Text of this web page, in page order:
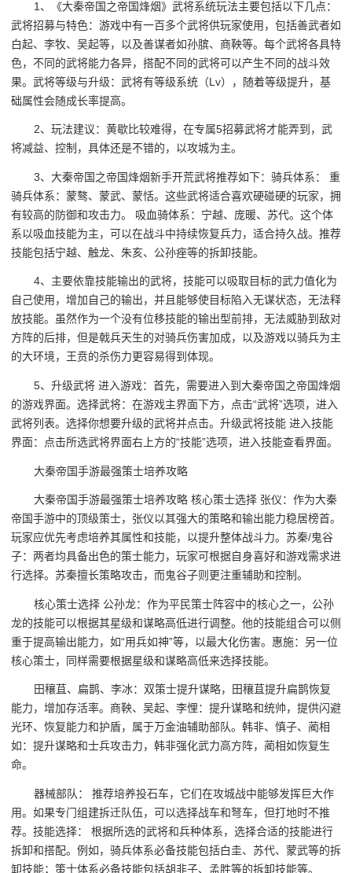
1、《大秦帝国之帝国烽烟》武将系统玩法主要包括以下几点：
武将招募与特色：游戏中有一百多个武将供玩家使用，包括善武者如
白起、李牧、吴起等，以及善谋者如孙膑、商鞅等。每个武将各具特
色，不同的武将能力各异，搭配不同的武将可以产生不同的战斗效
果。武将等级与升级：武将有等级系统（Lv），随着等级提升，基
础属性会随成长率提高。
2、玩法建议：黄歇比较难得，在专属5招募武将才能弄到，武
将减益、控制，具体还是不错的，以攻城为主。
3、大秦帝国之帝国烽烟新手开荒武将推荐如下：骑兵体系： 重
骑兵体系：蒙骜、蒙武、蒙恬。这些武将适合喜欢硬碰硬的玩家，拥
有较高的防御和攻击力。 吸血骑体系：宁越、庞暖、苏代。这个体
系以吸血技能为主，可以在战斗中持续恢复兵力，适合持久战。推荐
技能包括宁越、触龙、朱亥、公孙痤等的拆卸技能。
4、主要依靠技能输出的武将，技能可以吸取目标的武力值化为
自己使用，增加自己的输出，并且能够使目标陷入无谋状态，无法释
放技能。虽然作为一个没有位移技能的输出型前排，无法威胁到敌对
方阵的后排，但是戟兵天生的对骑兵伤害加成，以及游戏以骑兵为主
的大环境，王贲的杀伤力更容易得到体现。
5、升级武将 进入游戏：首先，需要进入到大秦帝国之帝国烽烟
的游戏界面。选择武将：在游戏主界面下方，点击“武将”选项，进入
武将列表。选择你想要升级的武将并点击。升级武将技能 进入技能
界面：点击所选武将界面右上方的“技能”选项，进入技能查看界面。
大秦帝国手游最强策士培养攻略
大秦帝国手游最强策士培养攻略 核心策士选择 张仪：作为大秦
帝国手游中的顶级策士，张仪以其强大的策略和输出能力稳居榜首。
玩家应优先考虑培养其属性和技能，以提升整体战斗力。苏秦/鬼谷
子：两者均具备出色的策士能力，玩家可根据自身喜好和游戏需求进
行选择。苏秦擅长策略攻击，而鬼谷子则更注重辅助和控制。
核心策士选择 公孙龙：作为平民策士阵容中的核心之一，公孙
龙的技能可以根据其星级和谋略高低进行调整。他的技能组合可以侧
重于提高输出能力，如“用兵如神”等，以最大化伤害。惠施：另一位
核心策士，同样需要根据星级和谋略高低来选择技能。
田穰苴、扁鹊、李冰：双策士提升谋略，田穰苴提升扁鹊恢复
能力，增加存活率。商鞅、吴起、李悝：提升谋略和统帅，提供闪避
光环、恢复能力和护盾，属于万金油辅助部队。韩非、慎子、蔺相
如：提升谋略和士兵攻击力，韩非强化武力高方阵，蔺相如恢复生
命。
器械部队： 推荐培养投石车，它们在攻城战中能够发挥巨大作
用。如果专门组建拆迁队伍，可以选择战车和弩车，但打地时不推
荐。技能选择： 根据所选的武将和兵种体系，选择合适的技能进行
拆卸和搭配。例如，骑兵体系必备技能包括白圭、苏代、蒙武等的拆
卸技能；策士体系必备技能包括胡非子、孟胜等的拆卸技能等。